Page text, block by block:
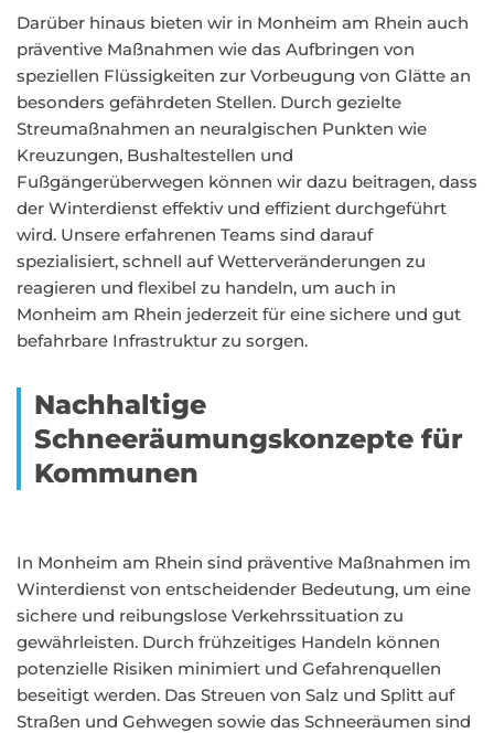
Darüber hinaus bieten wir in Monheim am Rhein auch
präventive Maßnahmen wie das Aufbringen von
speziellen Flüssigkeiten zur Vorbeugung von Glätte an
besonders gefährdeten Stellen. Durch gezielte
Streumaßnahmen an neuralgischen Punkten wie
Kreuzungen, Bushaltestellen und
Fußgängerüberwegen können wir dazu beitragen, dass
der Winterdienst effektiv und effizient durchgeführt
wird. Unsere erfahrenen Teams sind darauf
spezialisiert, schnell auf Wetterveränderungen zu
reagieren und flexibel zu handeln, um auch in
Monheim am Rhein jederzeit für eine sichere und gut
befahrbare Infrastruktur zu sorgen.
Nachhaltige
Schneeräumungskonzepte für
Kommunen
In Monheim am Rhein sind präventive Maßnahmen im
Winterdienst von entscheidender Bedeutung, um eine
sichere und reibungslose Verkehrssituation zu
gewährleisten. Durch frühzeitiges Handeln können
potenzielle Risiken minimiert und Gefahrenquellen
beseitigt werden. Das Streuen von Salz und Splitt auf
Straßen und Gehwegen sowie das Schneeräumen sind